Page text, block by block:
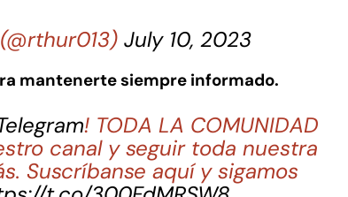
July 10, 2023
mantenerte siempre informado.
! TODA LA COMUNIDAD
canal y seguir toda nuestra
Suscríbanse aquí y sigamos